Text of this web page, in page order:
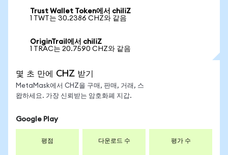
Trust Wallet Token에서 chiliZ
1 TWT는 30.2386 CHZ와 같음
OriginTrail에서 chiliZ
1 TRAC는 20.7590 CHZ와 같음
몇 초 만에 CHZ 받기
MetaMask에서 CHZ을 구매, 판매, 거래, 스
왑하세요. 가장 신뢰받는 암호화폐 지갑.
Google Play
평점 다운로드 수 평가 수